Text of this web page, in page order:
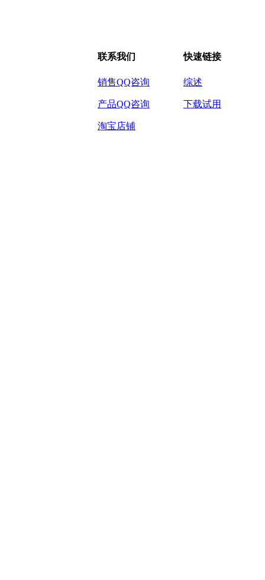
联系我们 快速链接
销售QQ咨询
产品QQ咨询
淘宝店铺
综述
下载试用